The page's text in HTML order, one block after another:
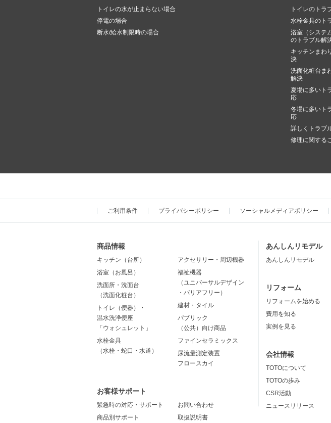
トイレの水が止まらない場合
停電の場合
断水/給水制限時の場合
トイレのトラ
水栓金具のト
浴室（システ
のトラブル解
キッチンまわ
決
洗面化粧台ま
解決
夏場に多いト
応
冬場に多いト
応
詳しくトラブ
修理に関する
ご利用条件 プライバシーポリシー ソーシャルメディアポリシー
商品情報
キッチン（台所）
浴室（お風呂）
洗面所・洗面台
（洗面化粧台）
トイレ（便器）・
温水洗浄便座
「ウォシュレット」
水栓金具
（水栓・蛇口・水道）
アクセサリー・周辺機器
福祉機器
（ユニバーサルデザイン
・バリアフリー）
建材・タイル
パブリック
（公共）向け商品
ファインセラミックス
尿流量測定装置
フロースカイ
お客様サポート
緊急時の対応・サポート
商品別サポート
お問い合わせ
取扱説明書
あんしんリモデル
あんしんリモデル
リフォーム
リフォームを始める
費用を知る
実例を見る
会社情報
TOTOについて
TOTOの歩み
CSR活動
ニュースリリース